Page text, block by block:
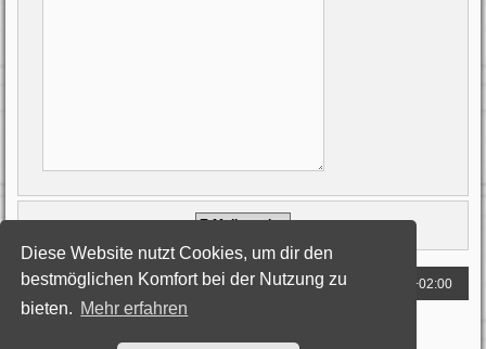
Diese Website nutzt Cookies, um dir den
bestmöglichen Komfort bei der Nutzung zu
bieten. Mehr erfahren
Foren-Übersicht Alle Zeiten sind UTC+02:00
Deutsche Übersetzung durchphpBB.de